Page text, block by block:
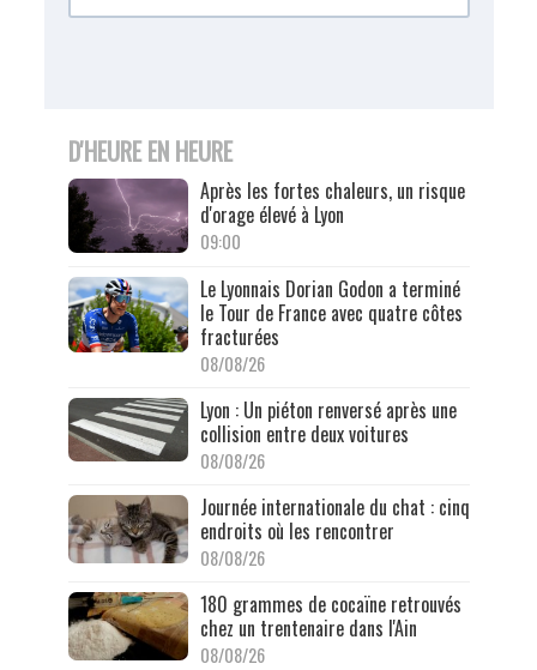
D'HEURE EN HEURE
Après les fortes chaleurs, un risque
d'orage élevé à Lyon
09:00
Le Lyonnais Dorian Godon a terminé
le Tour de France avec quatre côtes
fracturées
08/08/26
Lyon : Un piéton renversé après une
collision entre deux voitures
08/08/26
Journée internationale du chat : cinq
endroits où les rencontrer
08/08/26
180 grammes de cocaïne retrouvés
chez un trentenaire dans l'Ain
08/08/26